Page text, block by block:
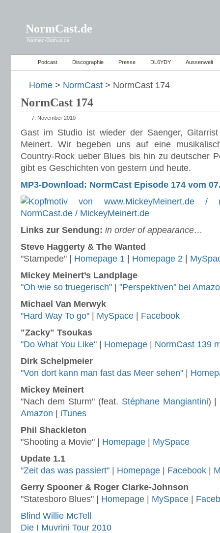
NormCast.de
Norman-Osthus.de
Podcast Discographie Presse DL6YDY Aussenwelt
Home > NormCast > NormCast 174
NormCast 174
7. November 2010
Gast im Studio ist wieder der Saenger,
Meinert. Wir begeben uns auf eine
Country-Rock ueber Blues bis hin zu deutscher
gibt es Geschichten von gestern und heute.
MP3-Download: NormCast Episode 174 vom
Links zur Sendung: in order of appearance…
Steve Haggerty & The Wanted
"Stampede" | Homepage 1 Homepage 2
Mickey Meinert’s Landplage
"Oh wie so truegerisch"
"Perspektiven" bei
Michael Van Merwyk
"Hard Way To go"
MySpace
Facebook
"Zacky" Tsoukas
"Do What You Like"
Homepage
NormCast 139
Dirk Schelpmeier
"Von dort kann man fast das Meer sehen"
Mickey Meinert
"Nach dem Sturm" (feat. Stéphane Mangiantini) |
Amazon
iTunes
Phil Shackleton
"Shooting a Movie" | Homepage
MySpace
Update 1.1
"Zeit das was passiert"
Homepage Facebook
Gerry Spooner & Roger Clarke-Johnson
"Statesboro Blues" | Homepage MySpace
Blind Willie McTell
Die I Muvrini Tour 2010